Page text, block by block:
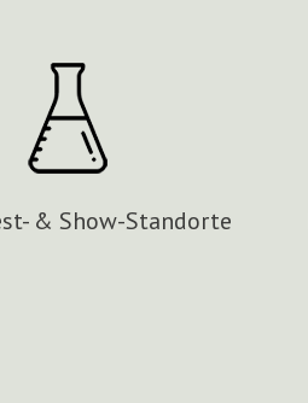
& Show-Standorte